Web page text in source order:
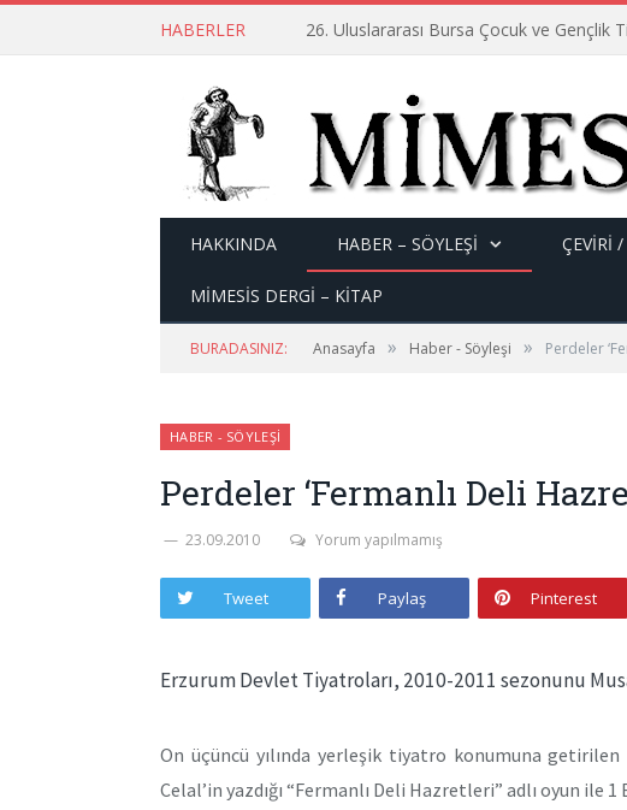
HABERLER 26. Uluslararası Bursa Çocuk ve Gençlik
HAKKINDA HABER – SÖYLEŞI ÇEVİRİ
MİMESİS DERGİ – KİTAP
BURADASINIZ: Anasayfa » Haber - Söyleşi » Perdeler
HABER - SÖYLEŞI
Perdeler ‘Fermanlı Deli
23.09.2010 Yorum yapılmamış
Tweet Paylaş Pinterest
Erzurum Devlet Tiyatroları, 2010-2011 sezonunu
On üçüncü yılında yerleşik tiyatro konumuna
Celal’in yazdığı “Fermanlı Deli Hazretleri” adlı oyun ile